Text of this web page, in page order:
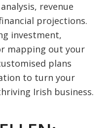
revenue
projections.
investment,
mapping out your
plans
to turn your
Irish business.